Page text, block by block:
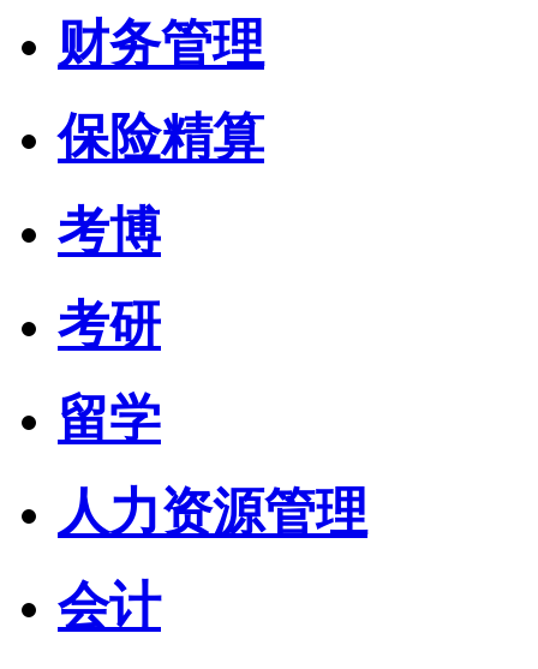
财务管理
保险精算
考博
考研
留学
人力资源管理
会计